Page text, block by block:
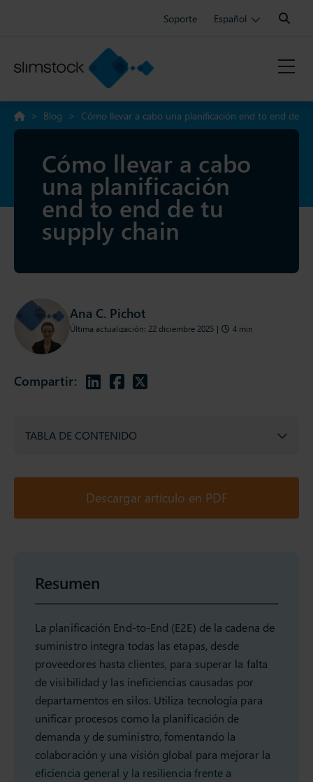
Soporte Español
Search:
> Blog > Cómo llevar a cabo una planificación end to end de
tu supply chain
Cómo llevar a cabo
una planificación
end to end de tu
supply chain
Compartir:
Ana C. Pichot
Última actualización: 22 diciembre 2025 | 4 min
TABLA DE CONTENIDO
Descargar artículo en PDF
Resumen
La planificación End-to-End (E2E) de la cadena de
suministro integra todas las etapas, desde
proveedores hasta clientes, para superar la falta
de visibilidad y las ineficiencias causadas por
departamentos en silos. Utiliza tecnología para
unificar procesos como la planificación de
demanda y de suministro, fomentando la
colaboración y una visión global para mejorar la
eficiencia general y la resiliencia frente a